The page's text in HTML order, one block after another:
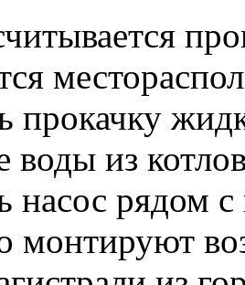
прокачку
воды из
насос рядом
монтируют